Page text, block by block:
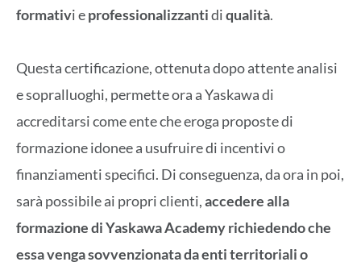
formativi eprofessionalizzantidiqualità.
Questa certificazione, ottenuta dopo attente analisi
e sopralluoghi, permette ora a Yaskawa di
accreditarsi come ente che eroga proposte di
formazione idonee a usufruire di incentivi o
finanziamenti specifici. Di conseguenza, da ora in poi,
sarà possibile ai propri clienti,accedere alla
formazione di Yaskawa Academy richiedendo che
essa venga sovvenzionata da enti territoriali o